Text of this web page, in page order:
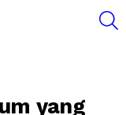
yang